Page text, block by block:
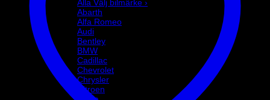
Alla Välj bilmärke ›
Abarth
Alfa Romeo
Audi
Bentley
BMW
Cadillac
Chevrolet
Chrysler
Citroen